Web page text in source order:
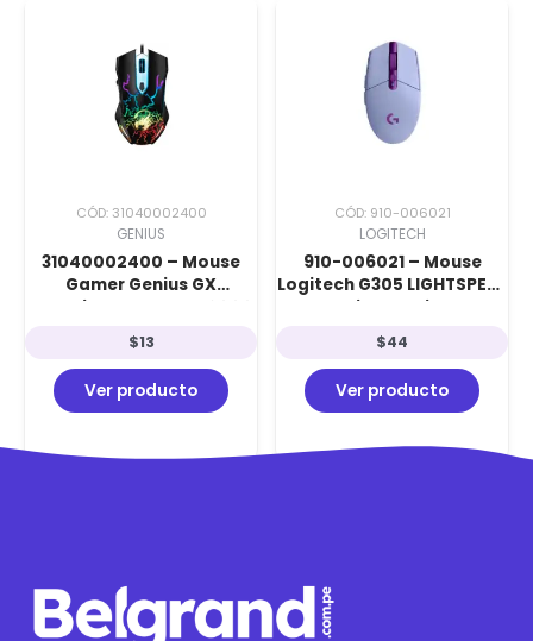
CÓD: 31040002400
GENIUS
31040002400 – Mouse
Gamer Genius GX
Scorpion Spear RGB 2000
Programables
$13
Ver producto
CÓD: 910-006021
LOGITECH
910-006021 – Mouse
Logitech G305 LIGHTSPEED
Wireless Lila
$44
Ver producto